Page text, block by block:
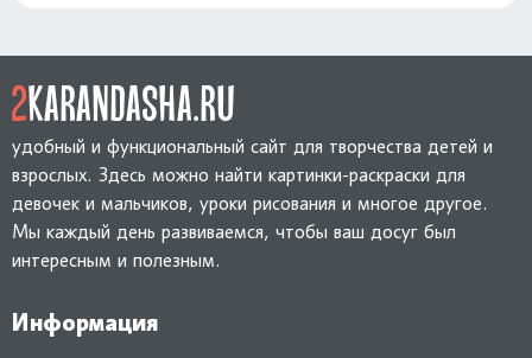
удобный и функциональный сайт для творчества детей и
взрослых. Здесь можно найти картинки-раскраски для
девочек и мальчиков, уроки рисования и многое другое.
Мы каждый день развиваемся, чтобы ваш досуг был
интересным и полезным.
Информация